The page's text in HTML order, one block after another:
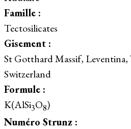
Famille :
Tectosilicates
Gisement :
St Gotthard Massif, Leventina,
Switzerland
Formule :
K(AlSi3O8)
Numéro Strunz :